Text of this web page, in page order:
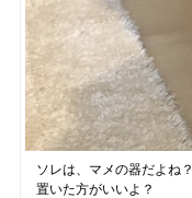
ソレは、マメの器だよね？
置いた方がいいよ？